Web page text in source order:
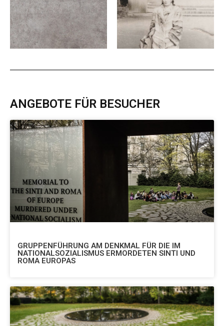
ANGEBOTE FÜR BESUCHER
GRUPPENFÜHRUNG AM DENKMAL FÜR DIE IM
NATIONALSOZIALISMUS ERMORDETEN SINTI UND
ROMA EUROPAS